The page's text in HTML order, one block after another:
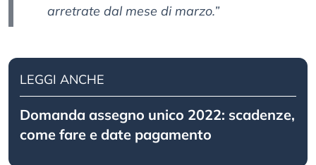
arretrate dal mese di marzo.”
LEGGI ANCHE
Domanda assegno unico 2022: scadenze,
come fare e date pagamento